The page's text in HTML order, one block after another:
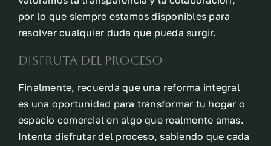
por lo que siempre estamos disponibles para
resolver cualquier duda que pueda surgir.
Disfruta del proceso
Finalmente, recuerda que una reforma integral
es una oportunidad para transformar tu hogar o
espacio comercial en algo que realmente amas.
Intenta disfrutar del proceso, sabiendo que cada